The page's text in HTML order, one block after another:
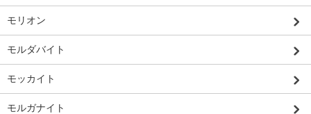
モリオン
モルダバイト
モッカイト
モルガナイト